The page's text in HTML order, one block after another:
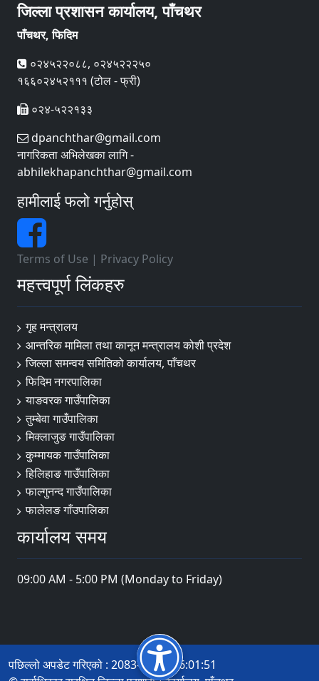
जिल्ला प्रशासन कार्यालय, पाँचथर
पाँचथर, फिदिम
०२४५२२०८८, ०२४५२२२५०
१६६०२४५२१११ (टोल - फ्री)
०२४-५२२१३३
dpanchthar@gmail.com
नागरिकता अभिलेखका लागि -
abhilekhapanchthar@gmail.com
हामीलाई फलो गर्नुहोस्
Terms of Use | Privacy Policy
महत्त्वपूर्ण लिंकहरु
गृह मन्त्रालय
आन्तरिक मामिला तथा कानून मन्त्रालय कोशी प्रदेश
जिल्ला समन्वय समितिको कार्यालय, पाँचथर
फिदिम नगरपालिका
याङवरक गाउँपालिका
तुम्बेवा गाउँपालिका
मिक्लाजुङ गाउँपालिका
कुम्मायक गाउँपालिका
हिलिहाङ गाउँपालिका
फाल्गुनन्द गाउँपालिका
फालेलङ गाँउपालिका
कार्यालय समय
09:00 AM - 5:00 PM (Monday to Friday)
पछिल्लो अपडेट गरिएको : 2083-04-14 16:01:51